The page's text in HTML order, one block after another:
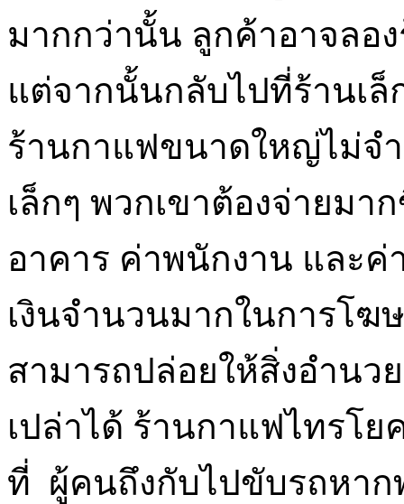
มากกว่านั้น ลูกค้าอาจลอ
แต่จากนั้นกลับไปที่ร้านเล็
ร้านกาแฟขนาดใหญ่ไม่จำ
เล็กๆ พวกเขาต้องจ่ายม
อาคาร ค่าพนักงาน และค่
เงินจำนวนมากในการโ
สามารถปล่อยให้สิ่งอำน
เปล่าได้ ร้านกาแฟไทรโ
ที่ ผู้คนถึงกับไปขับรถหาก